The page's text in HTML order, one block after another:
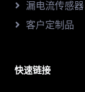
漏电流传感器
客户定制品
快速链接